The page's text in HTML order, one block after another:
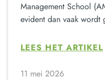
Management School
evident dan vaak wordt
LEES HET ARTIKEL
11 mei 2026